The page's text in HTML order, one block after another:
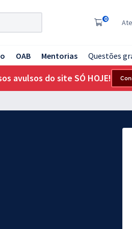
0
OAB Mentorias Questões
avulsos do site SÓ HOJE!